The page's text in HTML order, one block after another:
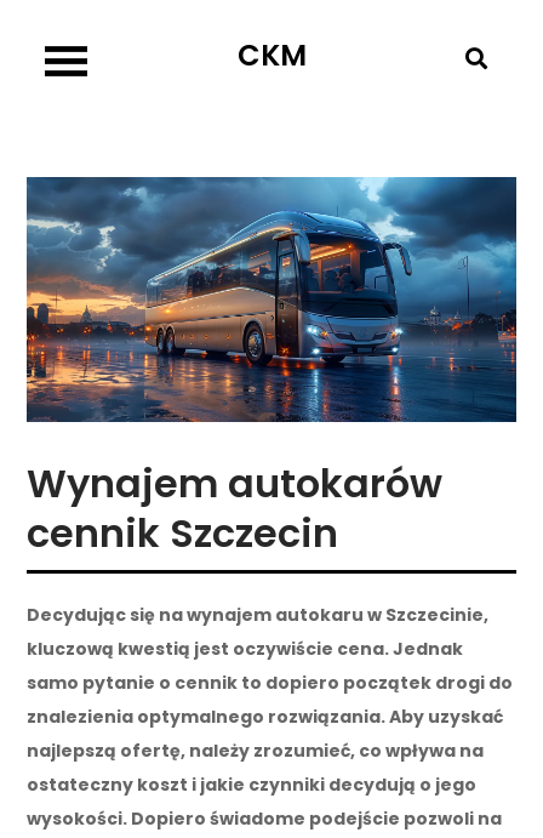
content
CKM
Wynajem autokarów
cennik Szczecin
Decydując się na wynajem autokaru w Szczecinie,
kluczową kwestią jest oczywiście cena. Jednak
samo pytanie o cennik to dopiero początek drogi do
znalezienia optymalnego rozwiązania. Aby uzyskać
najlepszą ofertę, należy zrozumieć, co wpływa na
ostateczny koszt i jakie czynniki decydują o jego
wysokości. Dopiero świadome podejście pozwoli na